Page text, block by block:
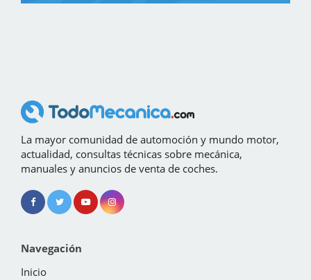
La mayor comunidad de automoción y mundo motor,
actualidad, consultas técnicas sobre mecánica,
manuales y anuncios de venta de coches.
Navegación
Inicio